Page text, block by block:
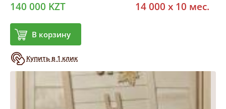
140 000 KZT
В корзину
Купить в 1 клик
14 000 x 10 мес.